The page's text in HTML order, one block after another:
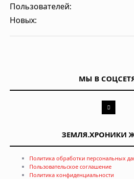
Пользователей:
Новых:
МЫ В
ЗЕМЛЯ.ХРОНИКИ
Политика обработки персональных
Пользовательское соглашение
Политика конфиденциальности